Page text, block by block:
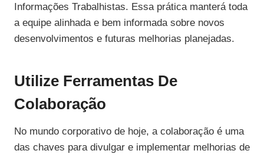
Informações Trabalhistas. Essa prática manterá toda
a equipe alinhada e bem informada sobre novos
desenvolvimentos e futuras melhorias planejadas.
Utilize Ferramentas De
Colaboração
No mundo corporativo de hoje, a colaboração é uma
das chaves para divulgar e implementar melhorias de